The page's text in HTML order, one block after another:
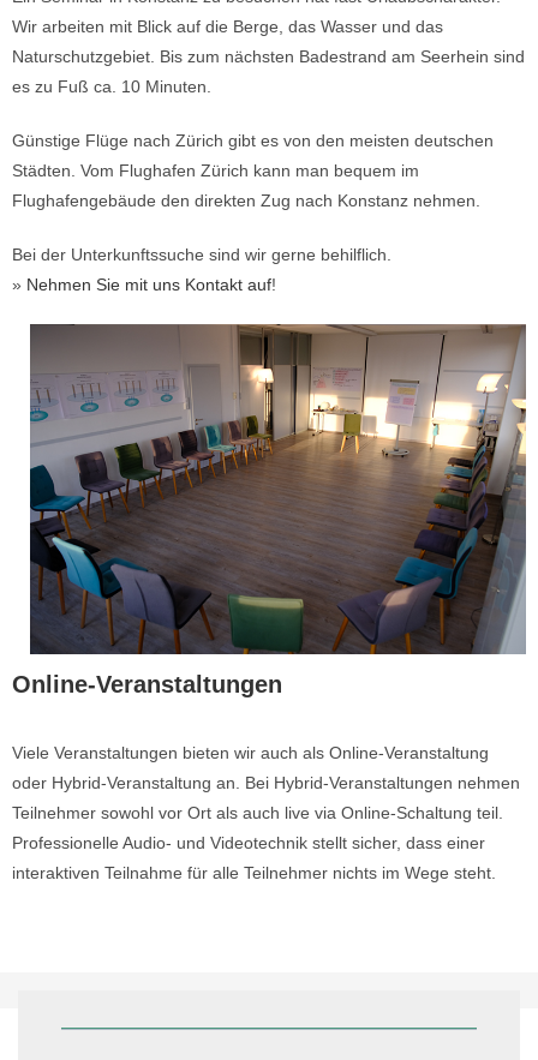
Wir arbeiten mit Blick auf die Berge, das Wasser und das
Naturschutzgebiet. Bis zum nächsten Badestrand am Seerhein sind
es zu Fuß ca. 10 Minuten.
Günstige Flüge nach Zürich gibt es von den meisten deutschen
Städten. Vom Flughafen Zürich kann man bequem im
Flughafengebäude den direkten Zug nach Konstanz nehmen.
Bei der Unterkunftssuche sind wir gerne behilflich.
» Nehmen Sie mit uns Kontakt auf!
Online-Veranstaltungen
Viele Veranstaltungen bieten wir auch als Online-Veranstaltung
oder Hybrid-Veranstaltung an. Bei Hybrid-Veranstaltungen nehmen
Teilnehmer sowohl vor Ort als auch live via Online-Schaltung teil.
Professionelle Audio- und Videotechnik stellt sicher, dass einer
interaktiven Teilnahme für alle Teilnehmer nichts im Wege steht.